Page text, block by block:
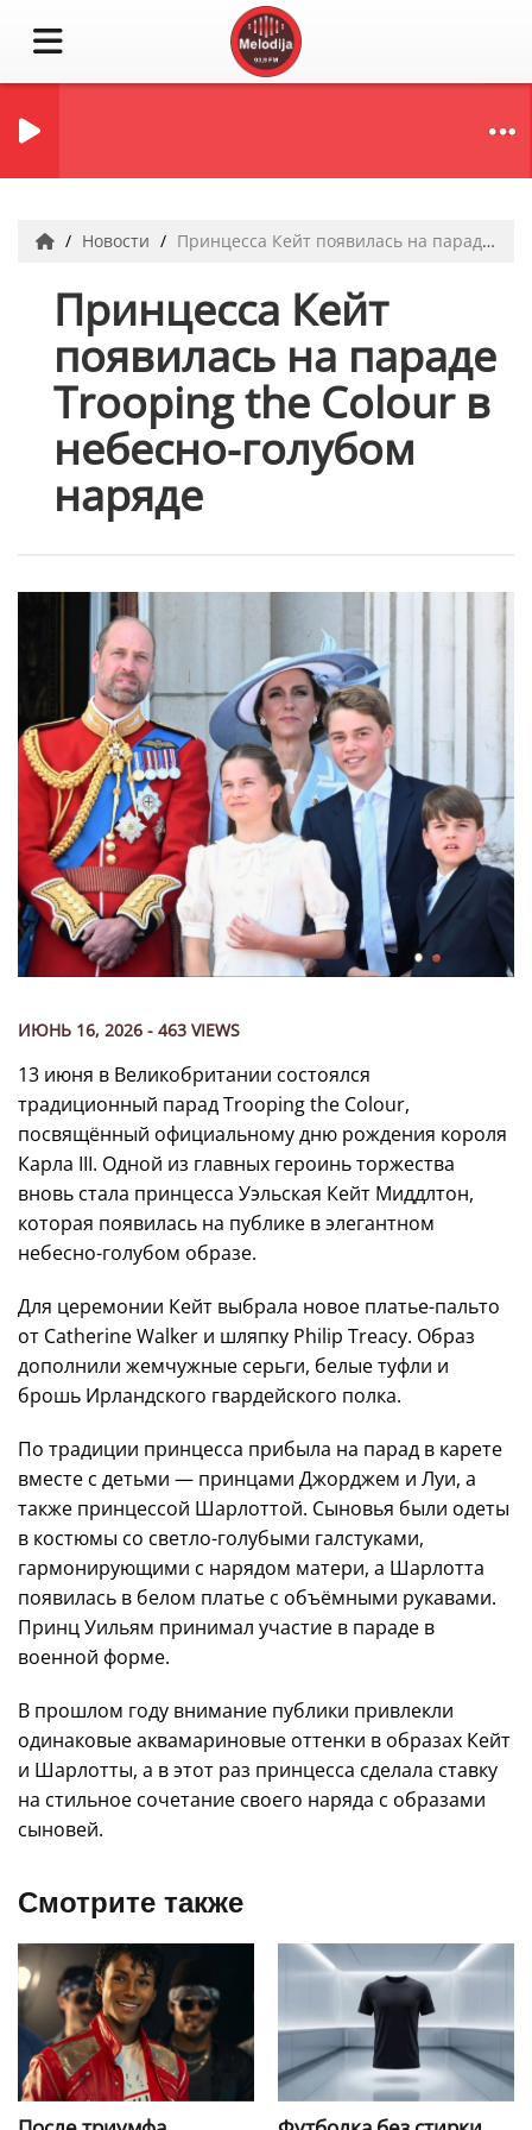
Новости Принцесса Кейт появилась на параде Trooping the Colour в небесно-голубом наряде
Принцесса Кейт
появилась на параде
Trooping the Colour в
небесно-голубом
наряде
ИЮНЬ 16, 2026 - 463 VIEWS
13 июня в Великобритании состоялся
традиционный парад Trooping the Colour,
посвящённый официальному дню рождения короля
Карла III. Одной из главных героинь торжества
вновь стала принцесса Уэльская Кейт Миддлтон,
которая появилась на публике в элегантном
небесно-голубом образе.
Для церемонии Кейт выбрала новое платье-пальто
от Catherine Walker и шляпку Philip Treacy. Образ
дополнили жемчужные серьги, белые туфли и
брошь Ирландского гвардейского полка.
По традиции принцесса прибыла на парад в карете
вместе с детьми — принцами Джорджем и Луи, а
также принцессой Шарлоттой. Сыновья были одеты
в костюмы со светло-голубыми галстуками,
гармонирующими с нарядом матери, а Шарлотта
появилась в белом платье с объёмными рукавами.
Принц Уильям принимал участие в параде в
военной форме.
В прошлом году внимание публики привлекли
одинаковые аквамариновые оттенки в образах Кейт
и Шарлотты, а в этот раз принцесса сделала ставку
на стильное сочетание своего наряда с образами
сыновей.
Смотрите также